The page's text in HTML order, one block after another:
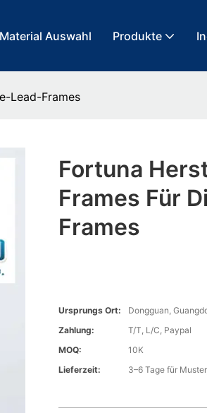
Material Auswahl Produkte
Lead-Frames
Fortuna
Frames Für
Frames
Ursprungs Ort:
Dongguan,
Zahlung:
T/T, L/C, Paypal
MOQ:
10K
Lieferzeit:
3–6 Tage für